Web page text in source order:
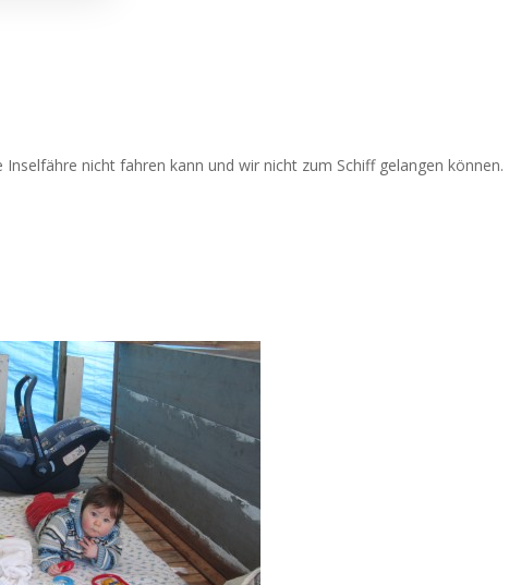
nicht fahren kann und wir nicht zum Schiff gelangen können.